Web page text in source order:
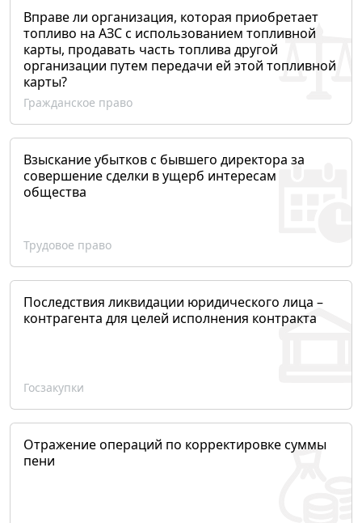
Вправе ли организация, которая приобретает
топливо на АЗС с использованием топливной
карты, продавать часть топлива другой
организации путем передачи ей этой топливной
карты?
Гражданское право
Взыскание убытков с бывшего директора за
совершение сделки в ущерб интересам
общества
Трудовое право
Последствия ликвидации юридического лица –
контрагента для целей исполнения контракта
Госзакупки
Отражение операций по корректировке суммы
пени